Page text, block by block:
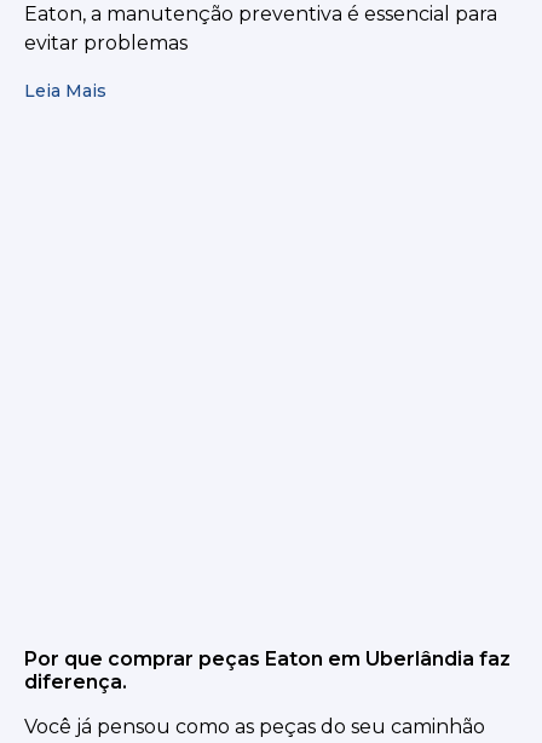
Eaton, a manutenção preventiva é essencial para
evitar problemas
Leia Mais
Por que comprar peças Eaton em Uberlândia faz
diferença.
Você já pensou como as peças do seu caminhão